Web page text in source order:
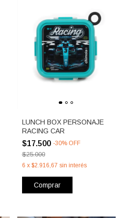
LUNCH BOX PERSONAJE
RACING CAR
$17.500 -30% OFF
$25.000
6 x $2.916,67 sin interés
Comprar